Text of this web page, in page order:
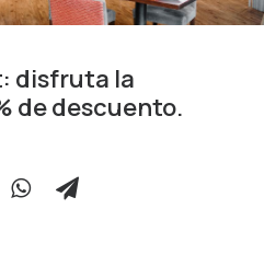
disfruta la
de descuento.